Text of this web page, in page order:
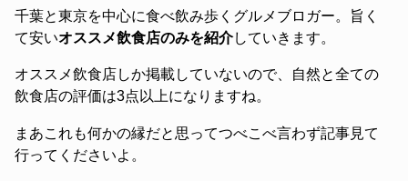
千葉と東京を中心に食べ飲み歩くグルメブロガー。旨く
て安いオススメ飲食店のみを紹介していきます。
オススメ飲食店しか掲載していないので、自然と全ての
飲食店の評価は3点以上になりますね。
まあこれも何かの縁だと思ってつべこべ言わず記事見て
行ってくださいよ。